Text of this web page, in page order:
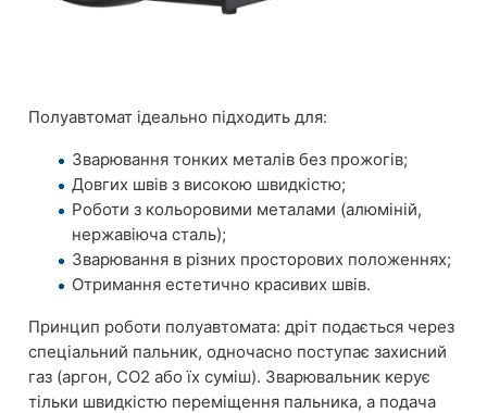
Полуавтомат ідеально підходить для:
Зварювання тонких металів без прожогів;
Довгих швів з високою швидкістю;
Роботи з кольоровими металами (алюміній,
нержавіюча сталь);
Зварювання в різних просторових положеннях;
Отримання естетично красивих швів.
Принцип роботи полуавтомата: дріт подається через
спеціальний пальник, одночасно поступає захисний
газ (аргон, CO2 або їх суміш). Зварювальник керує
тільки швидкістю переміщення пальника, а подача